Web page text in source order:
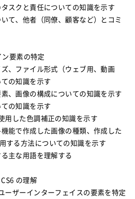
スクと責任についての知識を示す
て、他者（同僚、顧客など）とコミ
要素の特定
、ファイル形式（ウェブ用、動画
の知識を示す
、画像の構成についての知識を示す
の知識を示す
した色調補正の知識を示す
能で作成した画像の種類、作成した
する方法についての知識を示す
主な用語を理解する
の理解
ザーインターフェイスの要素を特定